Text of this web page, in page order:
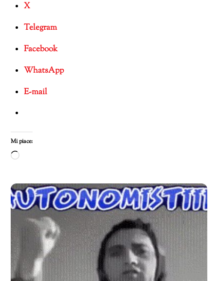
X
Telegram
Facebook
WhatsApp
E-mail
Mi piace:
Caricamento
corso…